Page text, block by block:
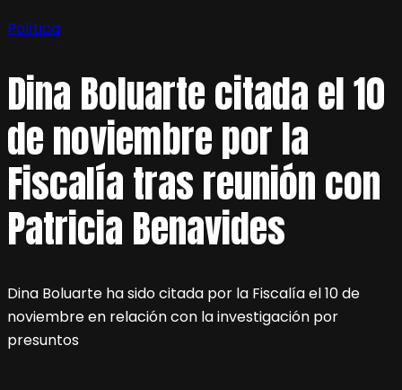
Política
Dina Boluarte citada el 10
de noviembre por la
Fiscalía tras reunión con
Patricia Benavides
Dina Boluarte ha sido citada por la Fiscalía el 10 de
noviembre en relación con la investigación por
presuntos